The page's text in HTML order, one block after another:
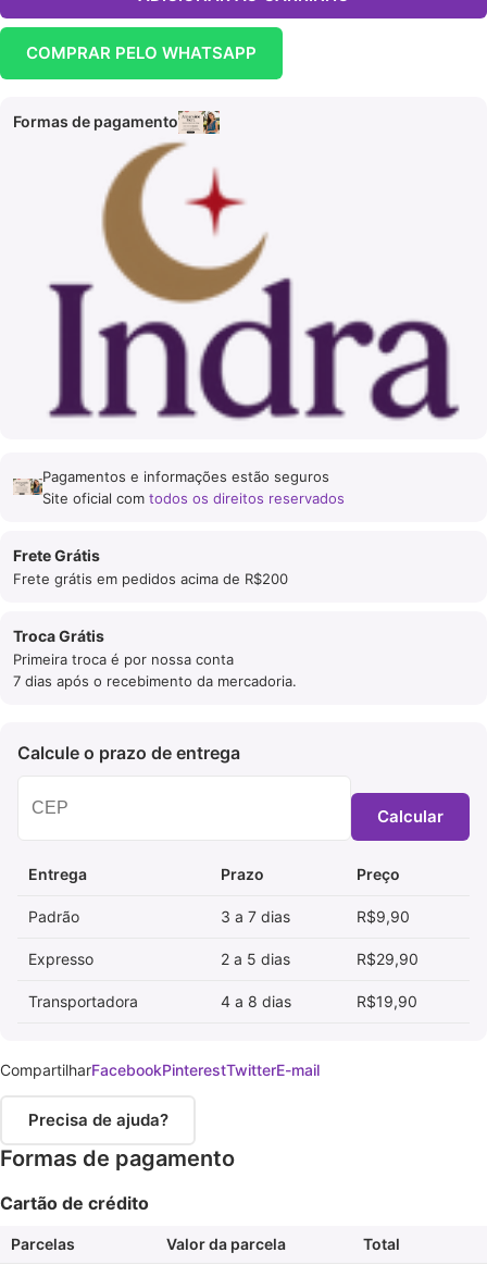
COMPRAR PELO WHATSAPP
Formas de pagamento
Pagamentos e informações estão seguros
Site oficial com todos os direitos reservados
Frete Grátis
Frete grátis em pedidos acima de R$200
Troca Grátis
Primeira troca é por nossa conta
7 dias após o recebimento da mercadoria.
Calcule o prazo de entrega
Calcular
Entrega Prazo Preço
Padrão 3 a 7 dias R$9,90
Expresso 2 a 5 dias R$29,90
Transportadora 4 a 8 dias R$19,90
CompartilharFacebookPinterestTwitterE-mail
Precisa de ajuda?
Formas de pagamento
Cartão de crédito
Parcelas Valor da parcela Total